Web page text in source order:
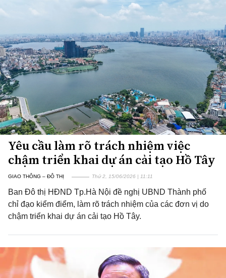
Yêu cầu làm rõ trách nhiệm việc
chậm triển khai dự án cải tạo Hồ Tây
GIAO THÔNG – ĐÔ THỊ Thứ 2, 15/06/2026 | 11:11
Ban Đô thị HĐND Tp.Hà Nội đề nghị UBND Thành phố
chỉ đạo kiểm điểm, làm rõ trách nhiệm của các đơn vị do
chậm triển khai dự án cải tạo Hồ Tây.